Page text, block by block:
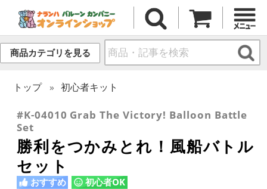
商品カテゴリを見る
トップ 初心者キット
#K-04010 Grab The Victory! Balloon Battle
Set
勝利をつかみとれ！風船バトル
セット
おすすめ 初心者OK